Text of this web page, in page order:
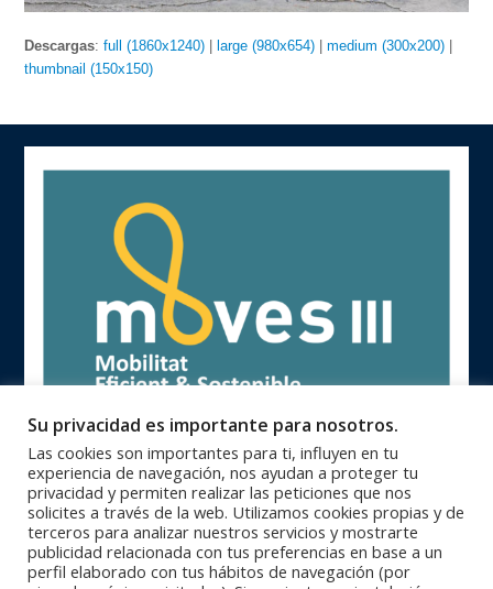
Descargas:full (1860x1240) large (980x654) |medium (300x200)
thumbnail (150x150)
Oficinas Centrales 93 846 62 28 |Zona Catalunya 93 840 71 25 |
Zona Centro 91 364 10 08 |Zona Norte 94 623 28 46 |
Su privacidad es importante para nosotros.
Las cookies son importantes para ti, influyen en tu
experiencia de navegación, nos ayudan a proteger tu
privacidad y permiten realizar las peticiones que nos
solicites a través de la web. Utilizamos cookies propias y de
terceros para analizar nuestros servicios y mostrarte
publicidad relacionada con tus preferencias en base a un
perfil elaborado con tus hábitos de navegación (por